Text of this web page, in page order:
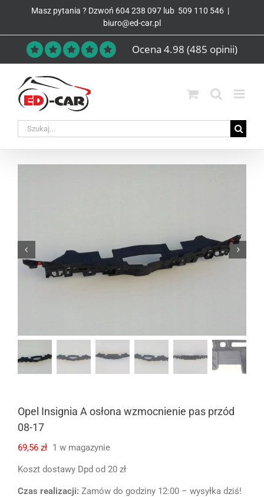
Masz pytania ? Dzwoń 604 238 097 lub 509 110 546 |
biuro@ed-car.pl
Ocena 4.98 (485 opinii)
Opel Insignia A osłona wzmocnienie pas przód
08-17
69,56 zł 1 w magazynie
Koszt dostawy Dpd od 20 zł
Czas realizacji: Zamów do godziny 12:00 – wysyłka dziś!